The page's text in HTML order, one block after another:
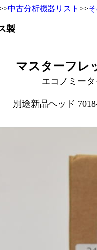
中古分析機器リスト >>
製
マスターフレ
エコノミー
別途新品ヘッド